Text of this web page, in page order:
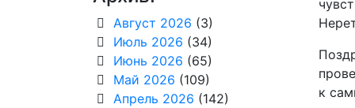
к
Август 2026 (3)
Июль 2026 (34)
Июнь 2026 (65)
Май 2026 (109)
Апрель 2026 (142)